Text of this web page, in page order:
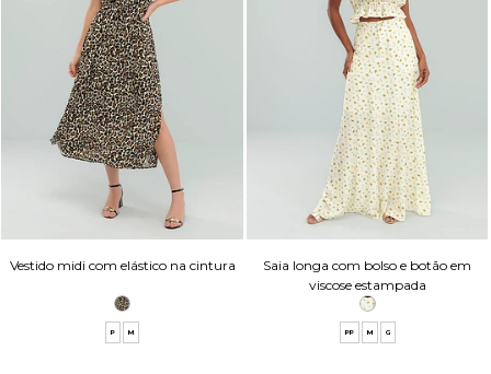
Vestido midi com elástico na cintura
P M
Saia longa com bolso e botão em
viscose estampada
PP M G